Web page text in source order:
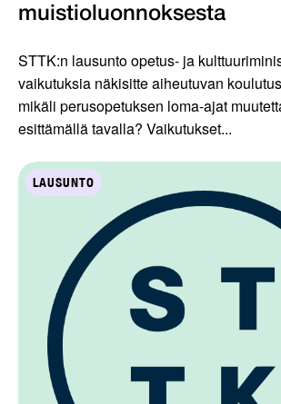
muistioluonnoksesta
STTK:n lausunto opetus- ja
vaikutuksia näkisitte aiheutuvan
mikäli perusopetuksen loma-ajat
esittämällä tavalla? Vaikutukset...
LAUSUNTO